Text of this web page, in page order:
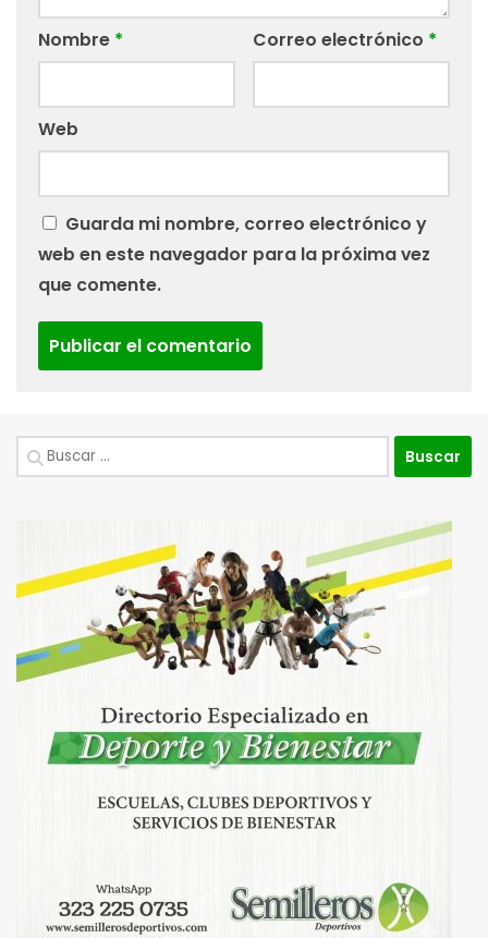
Nombre * Correo electrónico *
Web
Guarda mi nombre, correo electrónico y
web en este navegador para la próxima vez
que comente.
Buscar: